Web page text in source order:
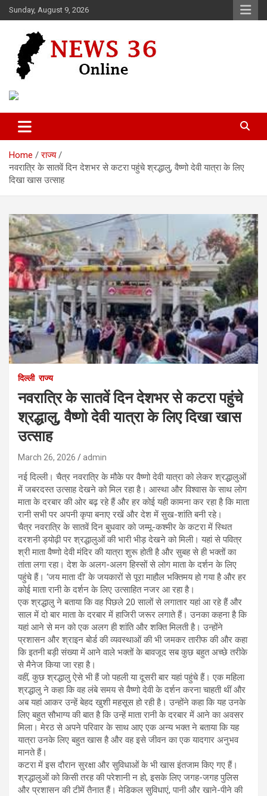
Skip
to
Sunday, August 9, 2026
News 36
Home
राज्य
नवरात्रि के सातवें दिन देशभर से कटरा पहुंचे श्रद्धालु, वैष्णो देवी यात्रा के लिए
दिखा खास उत्साह
दिल्ली राज्य
नवरात्रि के सातवें दिन देशभर से कटरा पहुंचे
श्रद्धालु, वैष्णो देवी यात्रा के लिए दिखा खास
उत्साह
March 26, 2026 admin
नई दिल्ली। चैत्र नवरात्रि के मौके पर वैष्णो देवी यात्रा को लेकर श्रद्धालुओं
में जबरदस्त उत्साह देखने को मिल रहा है। आस्था और विश्वास के साथ लोग
माता के दरबार की ओर बढ़ रहे हैं और हर कोई यही कामना कर रहा है कि माता
रानी सभी पर अपनी कृपा बनाए रखें और देश में सुख-शांति बनी रहे।
चैत्र नवरात्रि के सातवें दिन बुधवार को जम्मू-कश्मीर के कटरा में स्थित
दरशनी ड्योढ़ी पर श्रद्धालुओं की भारी भीड़ देखने को मिली। यहां से पवित्र
श्री माता वैष्णो देवी मंदिर की यात्रा शुरू होती है और सुबह से ही भक्तों का
तांता लगा रहा। देश के अलग-अलग हिस्सों से लोग माता के दर्शन के लिए
पहुंचे हैं। ‘जय माता दी’ के जयकारों से पूरा माहौल भक्तिमय हो गया है और हर
कोई माता रानी के दर्शन के लिए उत्साहित नजर आ रहा है।
एक श्रद्धालु ने बताया कि वह पिछले 20 सालों से लगातार यहां आ रहे हैं और
साल में दो बार माता के दरबार में हाजिरी जरूर लगाते हैं। उनका कहना है कि
यहां आने से मन को एक अलग ही शांति और शक्ति मिलती है। उन्होंने
प्रशासन और श्राइन बोर्ड की व्यवस्थाओं की भी जमकर तारीफ की और कहा
कि इतनी बड़ी संख्या में आने वाले भक्तों के बावजूद सब कुछ बहुत अच्छे तरीके
से मैनेज किया जा रहा है।
वहीं, कुछ श्रद्धालु ऐसे भी हैं जो पहली या दूसरी बार यहां पहुंचे हैं। एक महिला
श्रद्धालु ने कहा कि वह लंबे समय से वैष्णो देवी के दर्शन करना चाहती थीं और
अब यहां आकर उन्हें बेहद खुशी महसूस हो रही है। उन्होंने कहा कि यह उनके
लिए बहुत सौभाग्य की बात है कि उन्हें माता रानी के दरबार में आने का अवसर
मिला। मेरठ से अपने परिवार के साथ आए एक अन्य भक्त ने बताया कि यह
यात्रा उनके लिए बहुत खास है और वह इसे जीवन का एक यादगार अनुभव
मानते हैं।
कटरा में इस दौरान सुरक्षा और सुविधाओं के भी खास इंतजाम किए गए हैं।
श्रद्धालुओं को किसी तरह की परेशानी न हो, इसके लिए जगह-जगह पुलिस
और प्रशासन की टीमें तैनात हैं। मेडिकल सुविधाएं, पानी और खाने-पीने की